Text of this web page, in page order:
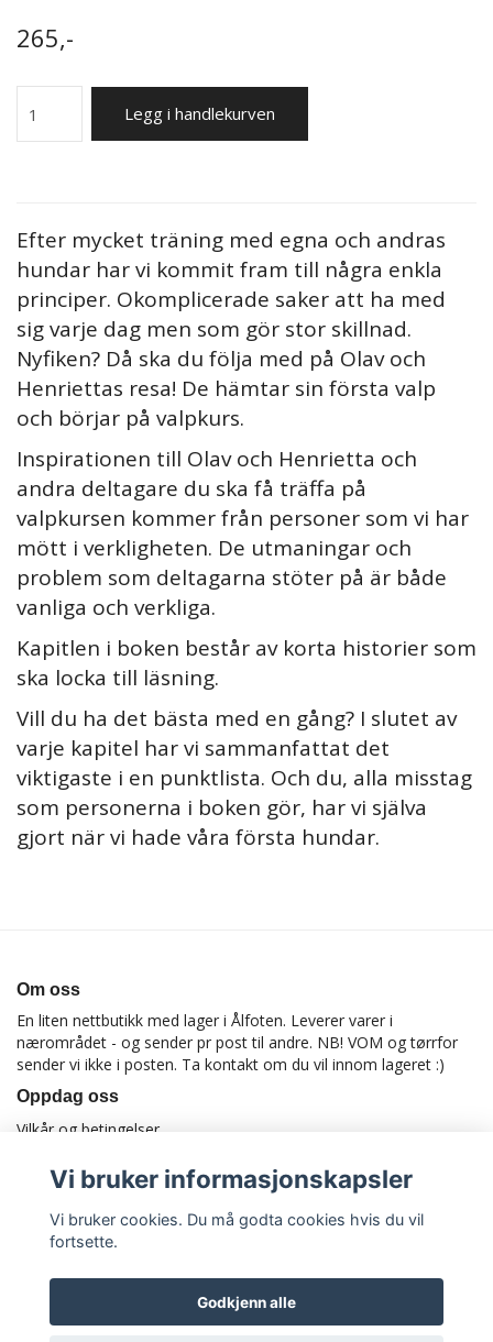
265,-
Legg i handlekurven
Efter mycket träning med egna och andras
hundar har vi kommit fram till några enkla
principer. Okomplicerade saker att ha med
sig varje dag men som gör stor skillnad.
Nyfiken? Då ska du följa med på Olav och
Henriettas resa! De hämtar sin första valp
och börjar på valpkurs.
Inspirationen till Olav och Henrietta och
andra deltagare du ska få träffa på
valpkursen kommer från personer som vi har
mött i verkligheten. De utmaningar och
problem som deltagarna stöter på är både
vanliga och verkliga.
Kapitlen i boken består av korta historier som
ska locka till läsning.
Vill du ha det bästa med en gång? I slutet av
varje kapitel har vi sammanfattat det
viktigaste i en punktlista. Och du, alla misstag
som personerna i boken gör, har vi själva
gjort när vi hade våra första hundar.
Om oss
En liten nettbutikk med lager i Ålfoten. Leverer varer i
nærområdet - og sender pr post til andre. NB! VOM og tørrfor
sender vi ikke i posten. Ta kontakt om du vil innom lageret :)
Oppdag oss
Vilkår og betingelser
Vi bruker informasjonskapsler
Vi bruker cookies. Du må godta cookies hvis du vil
fortsette.
Godkjenn alle